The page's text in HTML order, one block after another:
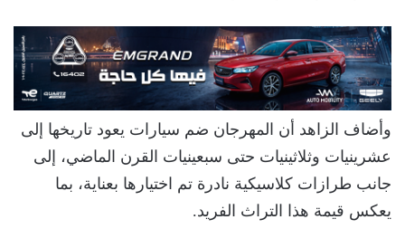
وأضاف الزاهد أن المهرجان ضم سيارات يعود تاريخها إلى
عشرينيات وثلاثينيات حتى سبعينيات القرن الماضي، إلى
جانب طرازات كلاسيكية نادرة تم اختيارها بعناية، بما
يعكس قيمة هذا التراث الفريد.